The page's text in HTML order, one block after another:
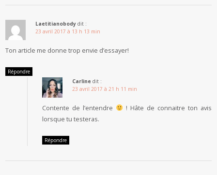
Laetitianobody dit :
23 avril 2017 à 13 h 13 min
Ton article me donne trop envie d’essayer!
Répondre
Carline dit :
23 avril 2017 à 21 h 11 min
Contente de l’entendre
! Hâte de connaitre ton avis
lorsque tu testeras.
Répondre